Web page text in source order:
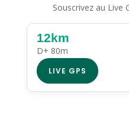
Souscrivez au Live
12km
D+ 80m
LIVE GPS